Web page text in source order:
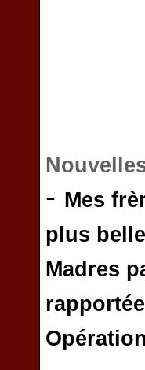
- Mes
plus
Madres
rapportée